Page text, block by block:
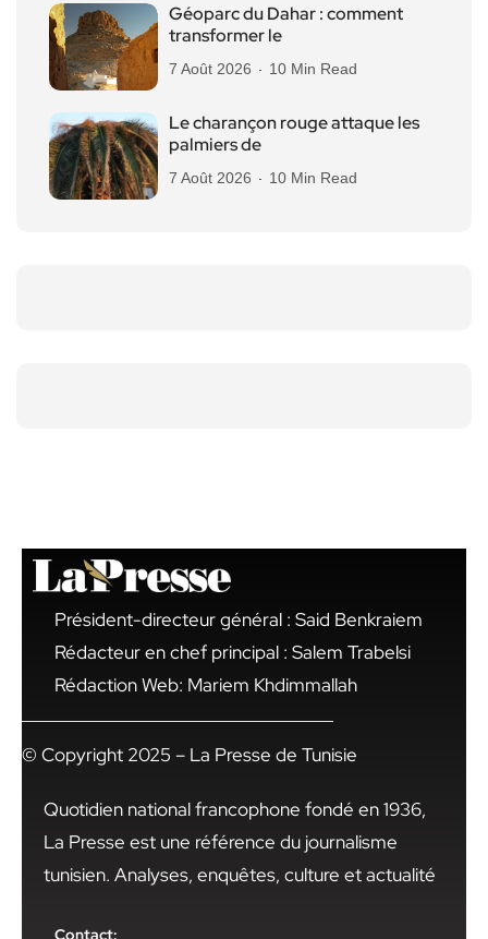
Géoparc du Dahar : comment
transformer le
7 Août 2026 10 Min Read
Le charançon rouge attaque les
palmiers de
7 Août 2026 10 Min Read
Président-directeur général : Said Benkraiem
Rédacteur en chef principal : Salem Trabelsi
Rédaction Web: Mariem Khdimmallah
© Copyright 2025 – La Presse de Tunisie
Quotidien national francophone fondé en 1936,
La Presse est une référence du journalisme
tunisien. Analyses, enquêtes, culture et actualité
Contact: